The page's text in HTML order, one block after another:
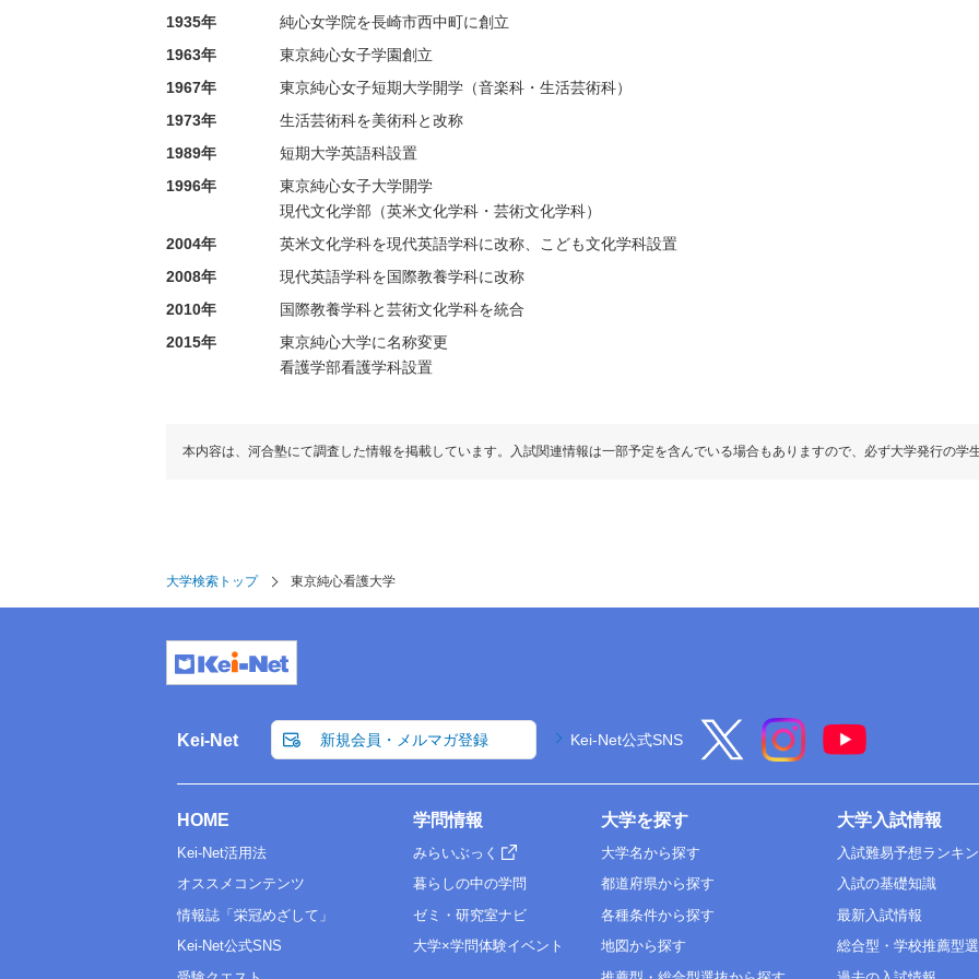
1935年
純心女学院を長崎市西中町に創立
1963年
東京純心女子学園創立
1967年
東京純心女子短期大学開学（音楽科・生活芸術科）
1973年
生活芸術科を美術科と改称
1989年
短期大学英語科設置
1996年
東京純心女子大学開学
現代文化学部（英米文化学科・芸術文化学科）
2004年
英米文化学科を現代英語学科に改称、こども文化学科設置
2008年
現代英語学科を国際教養学科に改称
2010年
国際教養学科と芸術文化学科を統合
2015年
東京純心大学に名称変更
看護学部看護学科設置
本内容は、河合塾にて調査した情報を掲載しています。入試関連情報は一部予定を含んでいる場合もありますので、必ず大学発行の学
大学検索トップ 東京純心看護大学
Kei-Net 新規会員・メルマガ登録 Kei-Net公式SNS
HOME
Kei-Net活用法
オススメコンテンツ
情報誌「栄冠めざして」
Kei-Net公式SNS
学問情報
みらいぶっく
暮らしの中の学問
ゼミ・研究室ナビ
大学×学問体験イベント
大学を探す
大学名から探す
都道府県から探す
各種条件から探す
地図から探す
大学入試情報
入試難易予想ランキ
入試の基礎知識
最新入試情報
総合型・学校推薦型